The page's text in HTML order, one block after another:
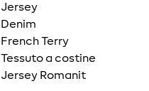
Jersey
Denim
French Terry
Tessuto a costine
Jersey Romanit